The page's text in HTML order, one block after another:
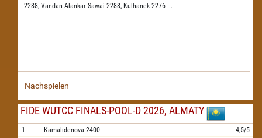
2288, Vandan Alankar Sawai 2288, Kulhanek 2276 ...
Nachspielen
FIDE WUTCC FINALS-POOL-D 2026, ALMATY
1. Kamalidenova 2400
4,5/5